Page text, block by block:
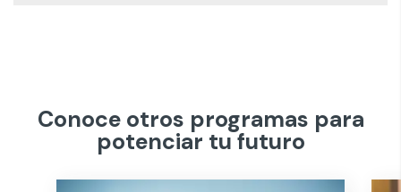
Conoce otros programas para
potenciar tu futuro